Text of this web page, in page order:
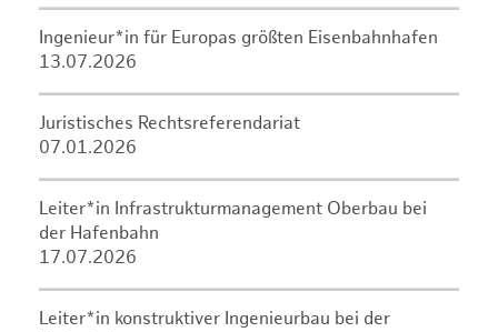
Ingenieur*in für Europas größten Eisenbahnhafen
13.07.2026
Juristisches Rechtsreferendariat
07.01.2026
Leiter*in Infrastrukturmanagement Oberbau bei
der Hafenbahn
17.07.2026
Leiter*in konstruktiver Ingenieurbau bei der